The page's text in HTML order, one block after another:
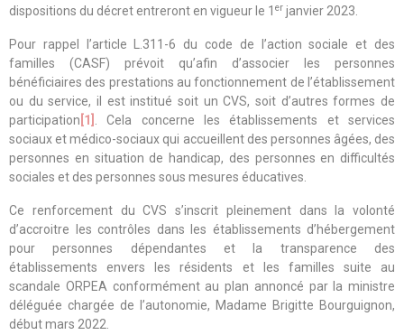
dispositions du décret entreront en vigueur le 1 er janvier 2023.
Pour rappel l’article L.311-6 du code de l’action sociale et des
familles (CASF) prévoit qu’afin d’associer les personnes
bénéficiaires des prestations au fonctionnement de l’établissement
ou du service, il est institué soit un CVS, soit d’autres formes de
participation [1]
. Cela concerne les établissements et services
sociaux et médico-sociaux qui accueillent des personnes âgées, des
personnes en situation de handicap, des personnes en difficultés
sociales et des personnes sous mesures éducatives.
Ce renforcement du CVS s’inscrit pleinement dans la volonté
d’accroitre les contrôles dans les établissements d’hébergement
pour personnes dépendantes et la transparence des
établissements envers les résidents et les familles suite au
scandale ORPEA conformément au plan annoncé par la ministre
déléguée chargée de l’autonomie, Madame Brigitte Bourguignon,
début mars 2022.